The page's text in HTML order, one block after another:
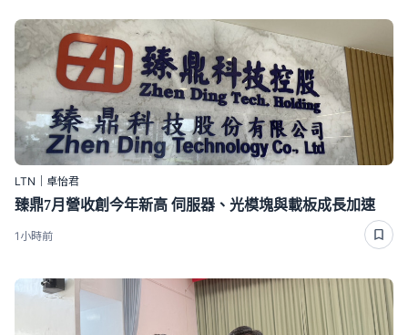
LTN｜卓怡君
臻鼎7月營收創今年新高 伺服器、光模塊與載板成長加速
1小時前